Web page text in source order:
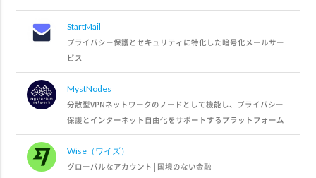
StartMail
プライバシー保護とセキュリティに特化した暗号化メールサー
ビス
MystNodes
分散型VPNネットワークのノードとして機能し、プライバシー
保護とインターネット自由化をサポートするプラットフォーム
Wise（ワイズ）
グローバルなアカウント | 国境のない金融